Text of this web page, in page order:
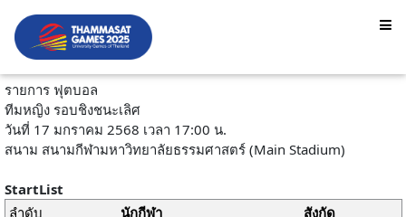
รายการ ฟุตบอล
ทีมหญิง รอบชิงชนะเลิศ
วันที่ 17 มกราคม 2568 เวลา 17:00 น.
สนาม สนามกีฬามหาวิทยาลัยธรรมศาสตร์ (Main Stadium)
StartList
ลำดับ
นักกีฬา สังกัด